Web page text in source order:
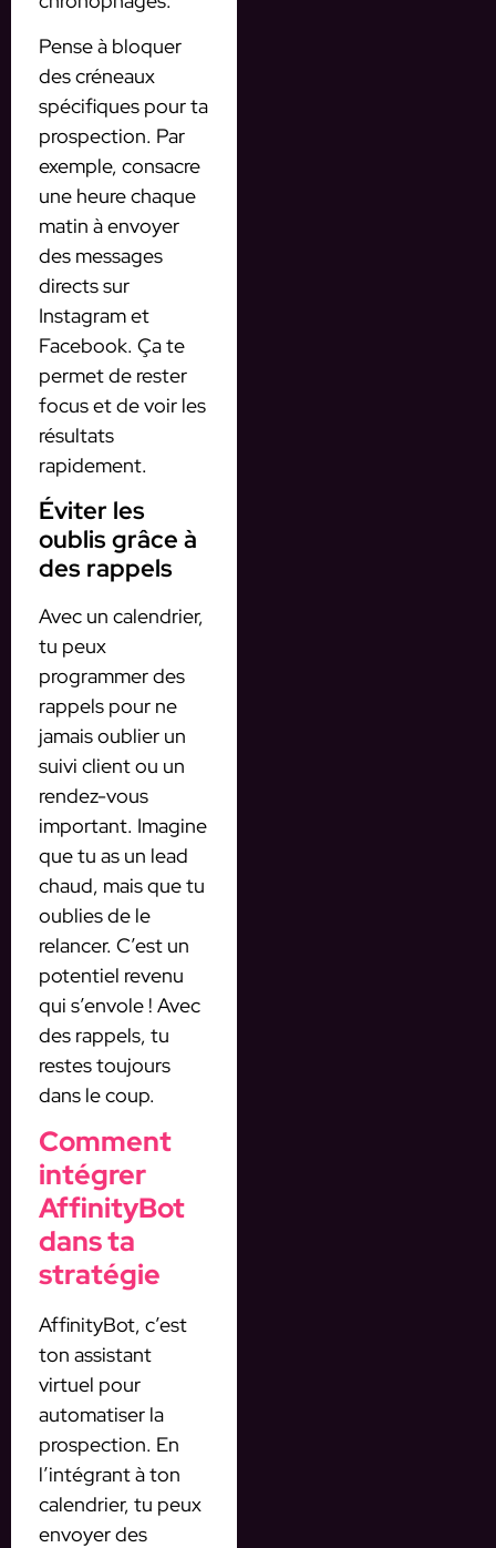
Pense à bloquer
des créneaux
spécifiques pour ta
prospection. Par
exemple, consacre
une heure chaque
matin à envoyer
des messages
directs sur
Instagram et
Facebook. Ça te
permet de rester
focus et de voir les
résultats
rapidement.
Éviter les
oublis grâce à
des rappels
Avec un calendrier,
tu peux
programmer des
rappels pour ne
jamais oublier un
suivi client ou un
rendez-vous
important. Imagine
que tu as un lead
chaud, mais que tu
oublies de le
relancer. C’est un
potentiel revenu
qui s’envole ! Avec
des rappels, tu
restes toujours
dans le coup.
Comment
intégrer
AffinityBot
dans ta
stratégie
AffinityBot, c’est
ton assistant
virtuel pour
automatiser la
prospection. En
l’intégrant à ton
calendrier, tu peux
envoyer des